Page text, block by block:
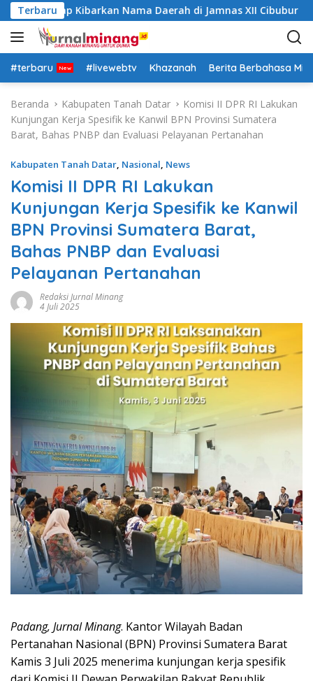
a
g
u
Terbaru
Siap Kibarkan Nama Daerah di Jamnas XII Cibubur
#terbaru #livewebtv Khazanah Berita Berbahasa
Beranda Kabupaten Tanah Datar
Komisi II DPR RI Lakukan
Kunjungan Kerja Spesifik ke Kanwil BPN Provinsi Sumatera
Barat, Bahas PNBP dan Evaluasi Pelayanan Pertanahan
Kabupaten Tanah Datar, Nasional, News
Komisi II DPR RI Lakukan
Kunjungan Kerja Spesifik ke Kanwil
BPN Provinsi Sumatera Barat,
Bahas PNBP dan Evaluasi
Pelayanan Pertanahan
Redaksi Jurnal Minang
4 Juli 2025
Padang, Jurnal Minang. Kantor Wilayah Badan
Pertanahan Nasional (BPN) Provinsi Sumatera Barat
Kamis 3 Juli 2025 menerima kunjungan kerja spesifik